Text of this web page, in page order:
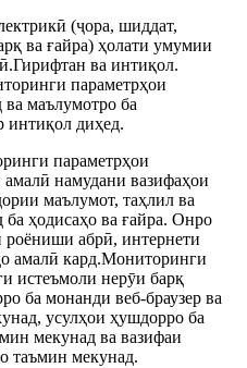
(ҷора, шиддат,
​​ва ғайра) ҳолати умумии
ва интиқол.
параметрҳои
ва маълумотро ба
интиқол диҳед.
параметрҳои
намудани вазифаҳои
маълумот, таҳлил ва
ҳодисаҳо ва ғайра. Онро
роёниши абрӣ, интернети
амалӣ кард.Мониторинги
истеъмоли нерӯи барқ
ба монанди веб-браузер ва
усулҳои ҳушдорро ба
мекунад ва вазифаи
таъмин мекунад.